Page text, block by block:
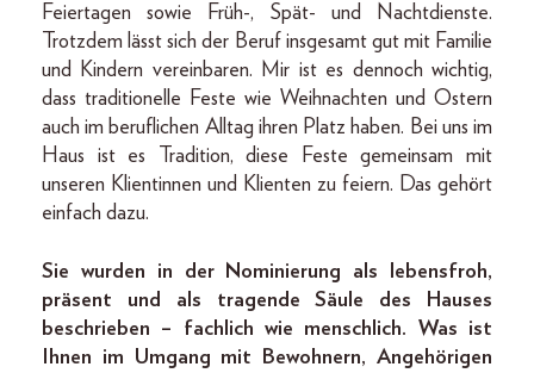
Feiertagen sowie Früh-, Spät- und Nachtdienste.
Trotzdem lässt sich der Beruf insgesamt gut mit Familie
und Kindern vereinbaren. Mir ist es dennoch wichtig,
dass traditionelle Feste wie Weihnachten und Ostern
auch im beruflichen Alltag ihren Platz haben. Bei uns im
Haus ist es Tradition, diese Feste gemeinsam mit
unseren Klientinnen und Klienten zu feiern. Das gehört
einfach dazu.
Sie wurden in der Nominierung als lebensfroh,
präsent und als tragende Säule des Hauses
beschrieben – fachlich wie menschlich. Was ist
Ihnen im Umgang mit Bewohnern, Angehörigen